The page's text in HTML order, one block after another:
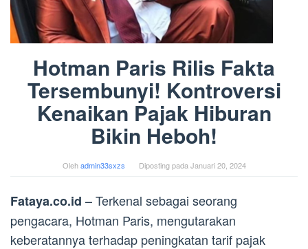
Hotman Paris Rilis Fakta
Tersembunyi! Kontroversi
Kenaikan Pajak Hiburan
Bikin Heboh!
Olehadmin33sxzs Diposting pada Januari 20, 2024
Fataya.co.id – Terkenal sebagai seorang
pengacara, Hotman Paris, mengutarakan
keberatannya terhadap peningkatan tarif pajak